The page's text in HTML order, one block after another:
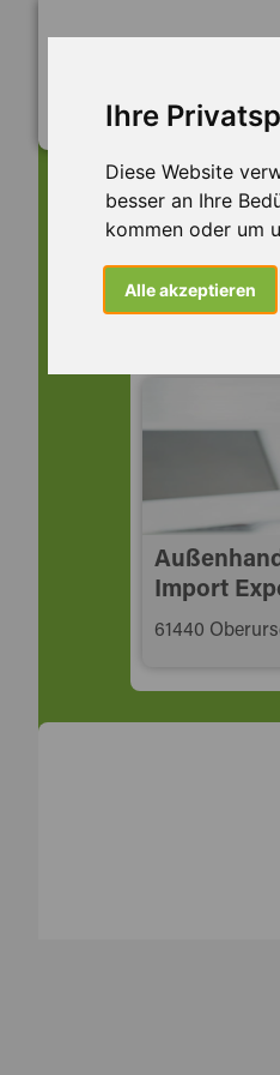
Ihre
Diese Website
besser an Ihre
kommen oder um
Alle akzeptieren
Dieser
... aber
Import
61440